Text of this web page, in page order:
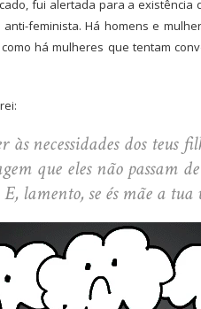
fui alertada para a
feminista. Há homens e
há mulheres que tentam
às necessidades dos teus
que eles não passam
lamento, se és mãe a tua